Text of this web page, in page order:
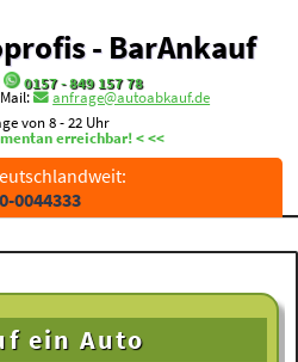
- BarAnkauf
0157 - 849 157 78
anfrage@autoabkauf.de
von 8 - 22 Uhr
erreichbar! < <<
0044333
ein Auto